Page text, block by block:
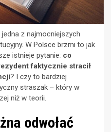
jedna z najmocniejszych
W Polsce brzmi to jak
istnieje pytanie: co
faktycznie stracił
? I czy to bardziej
straszak – który w
niż w teorii.
odwołać